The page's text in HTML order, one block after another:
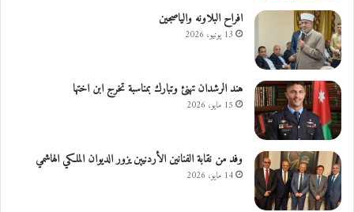
افراح البلاونه والياصجين
13 يونيو، 2026
هند الرشدان تهنئ وتبارك بمناسبة تخرج ابن اختها
15 مايو، 2026
وفد من نقابة الفنانين الأردنيين يزور الديوان الملكي الهاشمي
14 مايو، 2026